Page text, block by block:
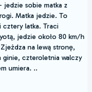
jedzie sobie matka z
Matka jedzie. To
latka. Traci
jedzie około 80 km/h
na lewą stronę,
ginie, czteroletnia walczy
umiera. ..